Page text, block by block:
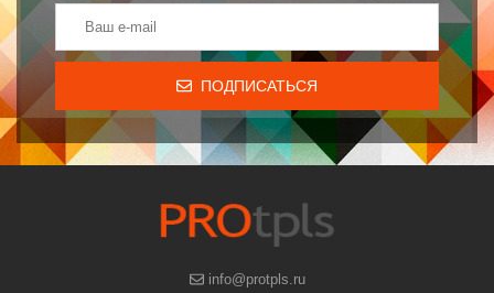
ПОДПИСАТЬСЯ
info@protpls.ru